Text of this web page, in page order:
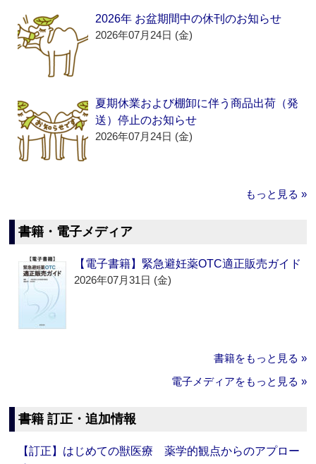
2026年 お盆期間中の休刊のお知らせ
2026年07月24日 (金)
夏期休業および棚卸に伴う商品出荷（発
送）停止のお知らせ
2026年07月24日 (金)
もっと見る »
書籍・電子メディア
【電子書籍】緊急避妊薬OTC適正販売ガイド
2026年07月31日 (金)
書籍をもっと見る »
電子メディアをもっと見る »
書籍 訂正・追加情報
【訂正】はじめての獣医療 薬学的観点からのアプロー